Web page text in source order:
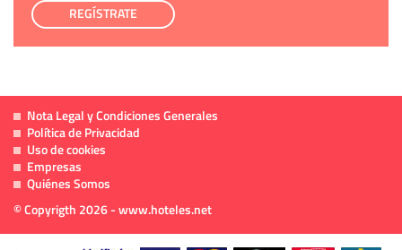
REGÍSTRATE
Nota Legal y Condiciones Generales
Política de Privacidad
Uso de cookies
Empresas
Quiénes Somos
© Copyrigth 2026 - www.hoteles.net